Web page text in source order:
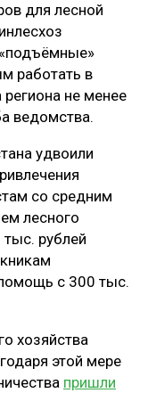
для лесной
работать в
не менее
ведомства.
удвоили
со средним
лесного
рублей
с 300 тыс.
хозяйства
этой мере
пришли